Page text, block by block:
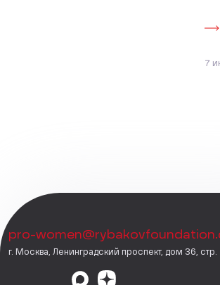
7
pro-
г. Москва, Ленинградский проспект, дом 36, стр.